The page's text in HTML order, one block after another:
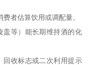
者估算饮用或调配量。
盖等）能长期维持酒的化
回收标志或二次利用提示